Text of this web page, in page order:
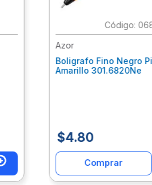
:
Azor
Boligrafo Fino Negro
Amarillo 301.6820Ne
$4.80
Comprar